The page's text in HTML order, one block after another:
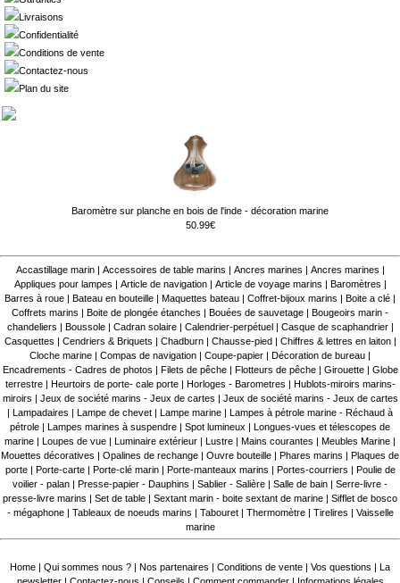
Livraisons
Confidentialité
Conditions de vente
Contactez-nous
Plan du site
Baromètre sur planche en bois de l'inde - décoration marine
50.99€
Accastillage marin| Accessoires de table marins | Ancres marines | Ancres marines |
Appliques pour lampes | Article de navigation| Article de voyage marins | Baromètres |
Barres à roue | Bateau en bouteille | Maquettes bateau | Coffret-bijoux marins | Boite a clé |
Coffrets marins | Boite de plongée étanches | Bouées de sauvetage | Bougeoirs marin -
chandeliers | Boussole| Cadran solaire| Calendrier-perpétuel| Casque de scaphandrier|
Casquettes | Cendriers & Briquets | Chadburn| Chausse-pied| Chiffres & lettres en laiton|
Cloche marine | Compas de navigation | Coupe-papier | Décoration de bureau |
Encadrements - Cadres de photos | Filets de pêche| Flotteurs de pêche| Girouette| Globe
terrestre| Heurtoirs de porte- cale porte| Horloges - Barometres | Hublots-miroirs marins-
miroirs | Jeux de société marins - Jeux de cartes | Jeux de société marins - Jeux de cartes
| Lampadaires | Lampe de chevet | Lampe marine | Lampes à pétrole marine - Réchaud à
pétrole | Lampes marines à suspendre | Spot lumineux | Longues-vues et télescopes de
marine | Loupes de vue | Luminaire extérieur | Lustre | Mains courantes | Meubles Marine |
Mouettes décoratives | Opalines de rechange | Ouvre bouteille | Phares marins | Plaques de
porte| Porte-carte| Porte-clé marin | Porte-manteaux marins | Portes-courriers | Poulie de
voilier - palan | Presse-papier - Dauphins | Sablier - Salière | Salle de bain | Serre-livre -
presse-livre marins | Set de table | Sextant marin - boite sextant de marine | Sifflet de bosco
- mégaphone| Tableaux de noeuds marins | Tabouret| Thermomètre| Tirelires | Vaisselle
marine
Home | Qui sommes nous ? | Nos partenaires | Conditions de vente | Vos questions | La